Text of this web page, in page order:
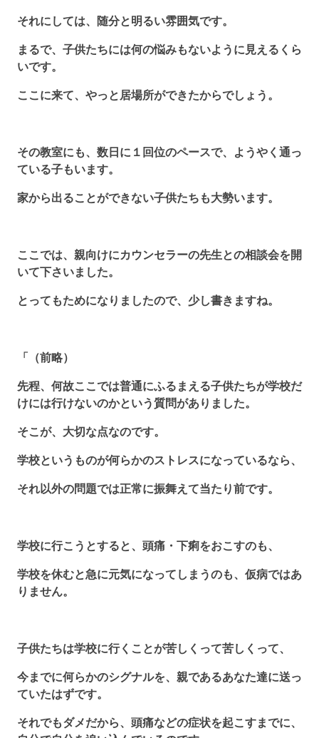
それにしては、随分と明るい雰囲気です。
まるで、子供たちには何の悩みもないように見えるくら
いです。
ここに来て、やっと居場所ができたからでしょう。
その教室にも、数日に１回位のペースで、ようやく通っ
ている子もいます。
家から出ることができない子供たちも大勢います。
ここでは、親向けにカウンセラーの先生との相談会を開
いて下さいました。
とってもためになりましたので、少し書きますね。
「（前略）
先程、何故ここでは普通にふるまえる子供たちが学校だ
けには行けないのかという質問がありました。
そこが、大切な点なのです。
学校というものが何らかのストレスになっているなら、
それ以外の問題では正常に振舞えて当たり前です。
学校に行こうとすると、頭痛・下痢をおこすのも、
学校を休むと急に元気になってしまうのも、仮病ではあ
りません。
子供たちは学校に行くことが苦しくって苦しくって、
今までに何らかのシグナルを、親であるあなた達に送っ
ていたはずです。
それでもダメだから、頭痛などの症状を起こすまでに、